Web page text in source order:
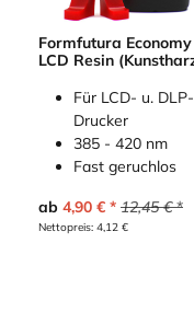
Formfutura Economy
LCD Resin
Für LCD- u. DLP-
Drucker
385 - 420 nm
Fast geruchlos
ab 4,90 € 12,45€
Nettopreis: 4,12 €